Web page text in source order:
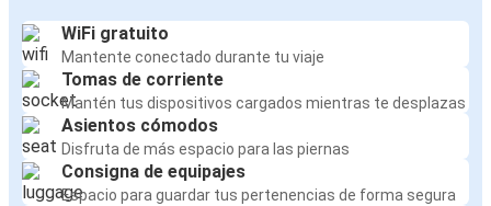
WiFi gratuito
Mantente conectado durante tu viaje
Tomas de corriente
Mantén tus dispositivos cargados mientras te desplazas
Asientos cómodos
Disfruta de más espacio para las piernas
Consigna de equipajes
Espacio para guardar tus pertenencias de forma segura